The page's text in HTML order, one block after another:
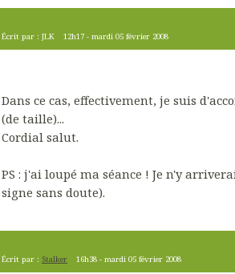
Écrit par : JLK 12h17 -mardi 05 février 2008
Dans ce cas, effectivement, je suis
(de taille)...
Cordial salut.
PS : j'ai loupé ma séance ! Je n'y
signe sans doute).
Écrit par : Stalker 16h38 -mardi 05 février 2008